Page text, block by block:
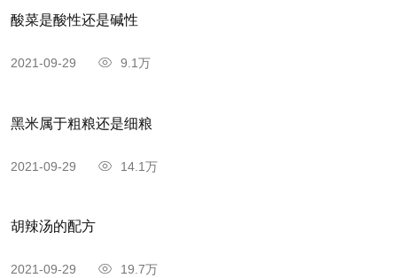
酸菜是酸性还是碱性
2021-09-29 9.1万
黑米属于粗粮还是细粮
2021-09-29 14.1万
胡辣汤的配方
2021-09-29 19.7万